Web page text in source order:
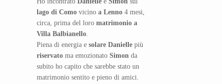
lago di Como vicino a Lenno 4 mesi,
circa, prima del loro matrimonio a
Villa Balbianello.
Piena di energia e solare Danielle più
riservato ma emozionato Simon da
subito ho capito che sarebbe stato un
matrimonio sentito e pieno di amici.